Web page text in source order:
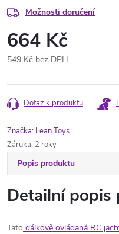
Možnosti doručení
664 Kč
549 Kč bez DPH
cena:
Dotaz k produktu
Značka: Lean Toys
Záruka: 2 roky
Popis produktu
Detailní popis
Tato dálkově ovládaná RC